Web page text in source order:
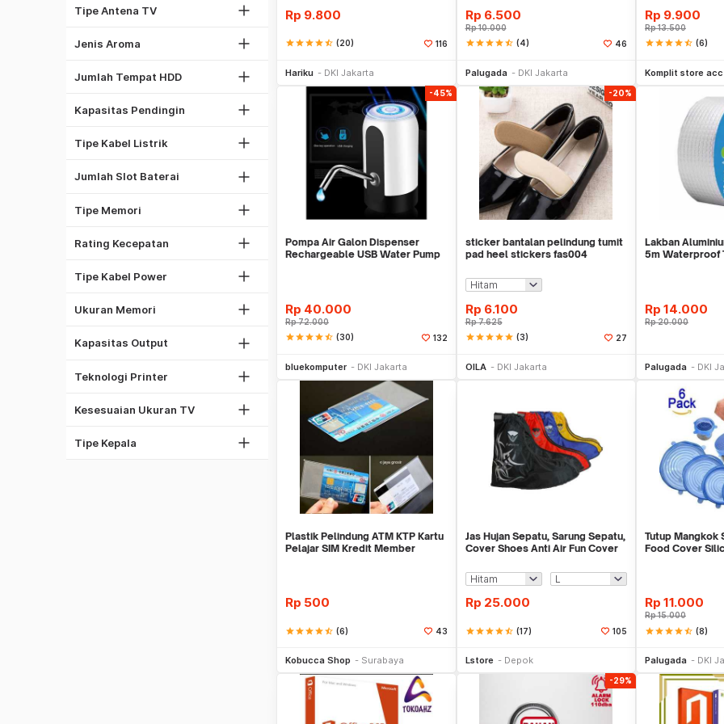
Tipe Antena TV
Antena Omni
Jenis Aroma
Spicy
Jumlah Tempat HDD
5
Kapasitas Pendingin
2 PK
Tipe Kabel Listrik
Kabel NYM
Jumlah Slot Baterai
2
8
Tipe Memori
DDR3
Rating Kecepatan
2133 Mhz
Tipe Kabel Power
Kabel Listrik
Kabel PSU Komputer
Ukuran Memori
4GB
32GB
Kapasitas Output
550W
Teknologi Printer
Dot Matrix
Thermal Printer
Kesesuaian Ukuran TV
32"
60"
Tipe Kepala
Obeng Set
Rp 9.800
starstarstarstarstar_half (20) 116
Hariku DKI Jakarta
Rp 6.500
Rp10.000
starstarstarstarstar_half (4) 46
Palugada DKI Jakarta
Rp 9.900
Rp13.500
starstarstarstarstar_half (6)
Komplit store acc
-45%
Pompa Air Galon Dispenser
Rechargeable USB Water Pump
Rp 40.000
Rp72.000
starstarstarstarstar_half (30) 132
bluekomputer DKI Jakarta
-20%
sticker bantalan pelindung tumit
pad heel stickers fas004
Rp 6.100
Rp7.625
starstarstarstarstar (3) 27
OILA DKI Jakarta
Lakban
5m Waterproof
Rp 14.000
Rp20.000
Palugada DKI
Plastik Pelindung ATM KTP Kartu
Pelajar SIM Kredit Member
Rp 500
starstarstarstarstar_half (6) 43
Kobucca Shop Surabaya
Jas Hujan Sepatu, Sarung Sepatu,
Cover Shoes Anti Air Fun Cover
Rp 25.000
starstarstarstarstar_half (17) 105
Lstore Depok
Tutup Mangkok
Food Cover
Rp 11.000
Rp15.000
starstarstarstarstar_half (8)
Palugada DKI
-29%